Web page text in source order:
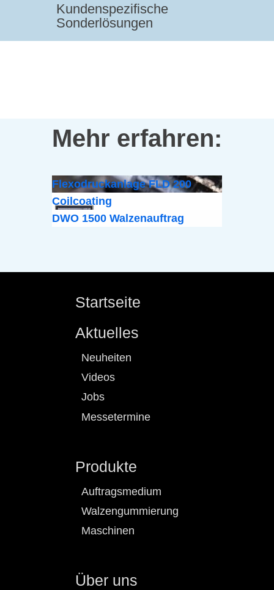
Kundenspezifische
Sonderlösungen
Mehr erfahren:
Flexodruckanlage FLD 200
Coilcoating
DWO 1500 Walzenauftrag
Startseite
Aktuelles
Neuheiten
Videos
Jobs
Messetermine
Produkte
Auftragsmedium
Walzengummierung
Maschinen
Über uns